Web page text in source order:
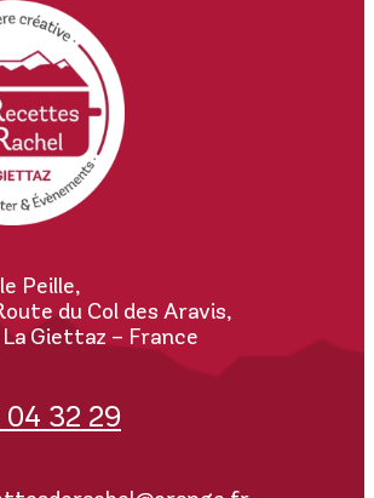
Peille,
du Col des Aravis,
Giettaz – France
04 32 29